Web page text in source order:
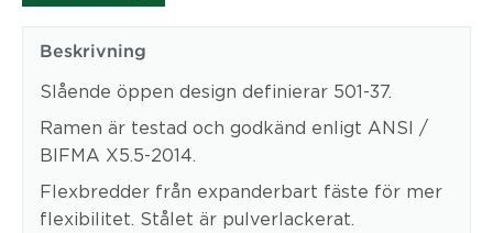
Beskrivning
Slående öppen design definierar 501-37.
Ramen är testad och godkänd enligt ANSI /
BIFMA X5.5-2014.
Flexbredder från expanderbart fäste för mer
flexibilitet. Stålet är pulverlackerat.